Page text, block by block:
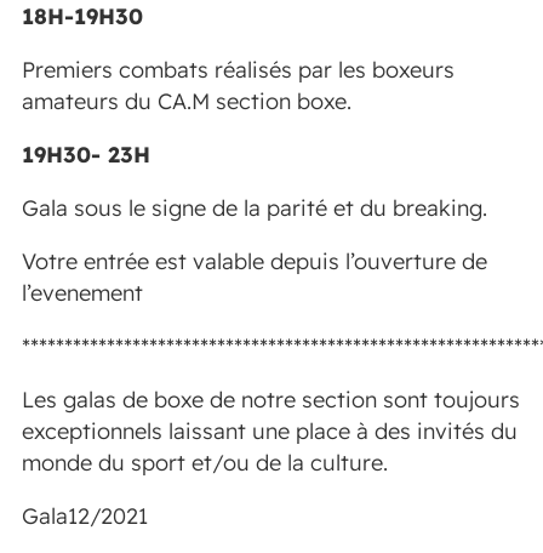
18H-19H30
Premiers combats réalisés par les boxeurs
amateurs du CA.M section boxe.
19H30- 23H
Gala sous le signe de la parité et du breaking.
Votre entrée est valable depuis l’ouverture de
l’evenement
Les galas de boxe de notre section sont toujours
exceptionnels laissant une place à des invités du
monde du sport et/ou de la culture.
Gala12/2021